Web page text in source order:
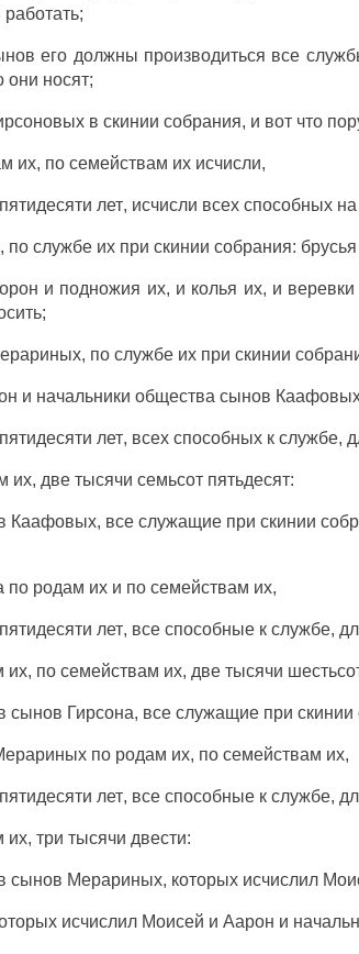
работать;
его должны производиться все
они носят;
в скинии собрания, и вот что
их, по семействам их исчисли,
пятидесяти лет, исчисли всех способныхна
, по службеих при скинии собрания: брусья
и подножия их, и колья их, и веревки
;
, по службеих при скинии
и начальники общества сынов
пятидесяти лет, всех способныхк службе,
их, две тысячи семьсот пятьдесят:
Каафовых, всеслужащие прискинии
по родам их и по семействам их,
пятидесяти лет, все способныек службе,
их, по семействам их, две тысячи
сынов Гирсона, все служащиепри скинии
по родам их, по семействам их,
пятидесяти лет, все способныек службе,
их, три тысячи двести:
сынов Мерариных, которых исчислил
исчислил Моисей и Аарон и